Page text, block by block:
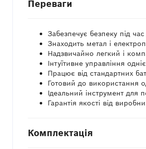
Переваги
Забезпечує безпеку під
Знаходить метал і
Надзвичайно легкий і
Інтуїтивне управління
Працює від стандартних
Готовий до використання
Ідеальний інструмент для
Гарантія якості від
Комплектація